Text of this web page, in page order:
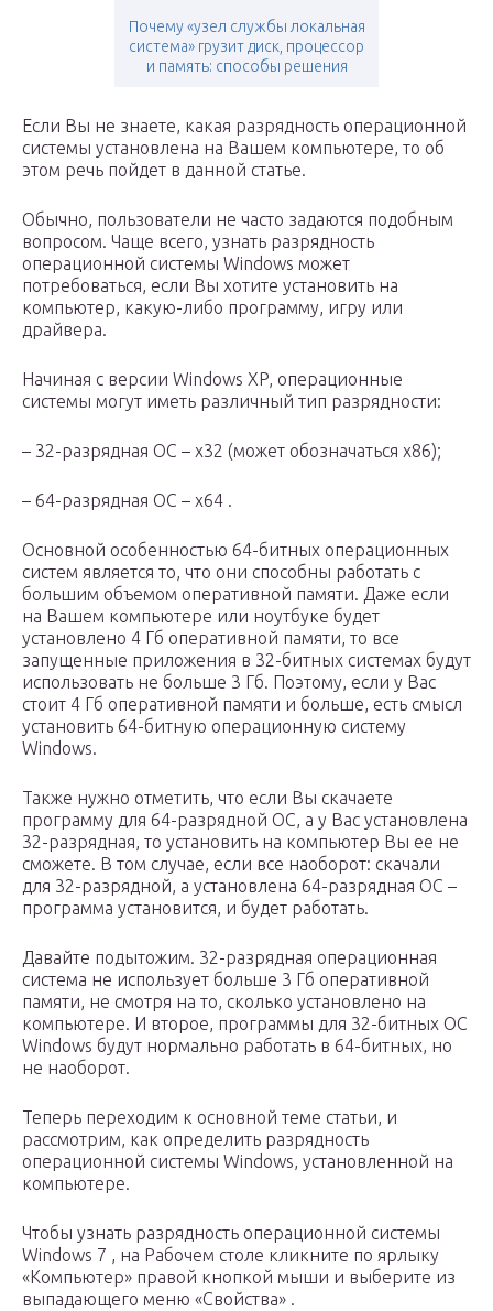
Почему «узел службы локальная
система» грузит диск, процессор
и память: способы решения
Если Вы не знаете, какая разрядность операционной
системы установлена на Вашем компьютере, то об
этом речь пойдет в данной статье.
Обычно, пользователи не часто задаются подобным
вопросом. Чаще всего, узнать разрядность
операционной системы Windows может
потребоваться, если Вы хотите установить на
компьютер, какую-либо программу, игру или
драйвера.
Начиная с версии Windows XP, операционные
системы могут иметь различный тип разрядности:
– 32-разрядная ОС – х32 (может обозначаться х86);
– 64-разрядная ОС – х64 .
Основной особенностью 64-битных операционных
систем является то, что они способны работать с
большим объемом оперативной памяти. Даже если
на Вашем компьютере или ноутбуке будет
установлено 4 Гб оперативной памяти, то все
запущенные приложения в 32-битных системах будут
использовать не больше 3 Гб. Поэтому, если у Вас
стоит 4 Гб оперативной памяти и больше, есть смысл
установить 64-битную операционную систему
Windows.
Также нужно отметить, что если Вы скачаете
программу для 64-разрядной ОС, а у Вас установлена
32-разрядная, то установить на компьютер Вы ее не
сможете. В том случае, если все наоборот: скачали
для 32-разрядной, а установлена 64-разрядная ОС –
программа установится, и будет работать.
Давайте подытожим. 32-разрядная операционная
система не использует больше 3 Гб оперативной
памяти, не смотря на то, сколько установлено на
компьютере. И второе, программы для 32-битных ОС
Windows будут нормально работать в 64-битных, но
не наоборот.
Теперь переходим к основной теме статьи, и
рассмотрим, как определить разрядность
операционной системы Windows, установленной на
компьютере.
Чтобы узнать разрядность операционной системы
Windows 7 , на Рабочем столе кликните по ярлыку
«Компьютер» правой кнопкой мыши и выберите из
выпадающего меню «Свойства» .